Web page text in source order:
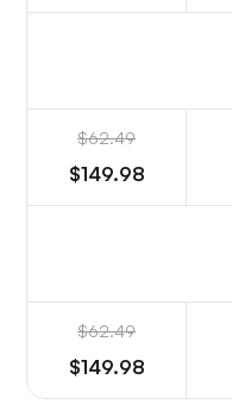
$62.49
$149.98
$62.49
$149.98